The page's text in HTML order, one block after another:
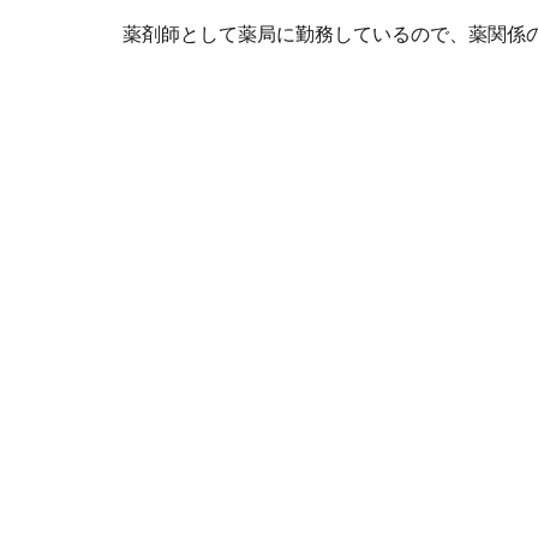
薬剤師として薬局に勤務しているので、薬関係